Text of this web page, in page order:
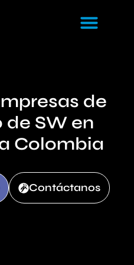
de
de SW en
Colombia
Contáctanos